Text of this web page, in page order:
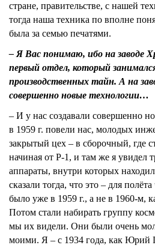
стране, правительстве, с нашей
тогда наша техника по вполне
была за семью печатями.
– Я Вас понимаю, ибо на заводе
первый отдел, который
производственных тайн. А на
совершенно новые технологии…
– И у нас создавали совершенно
в 1959 г. повели нас, молодых
закрытый цех – в сборочный, где
начиная от Р-1, и там же я увидел
аппараты, внутри которых
сказали тогда, что это – для
было уже в 1959 г., а не в 1960-м,
Потом стали набирать группу
мы их видели. Они были очень
моими. Я – с 1934 года, как Юрий